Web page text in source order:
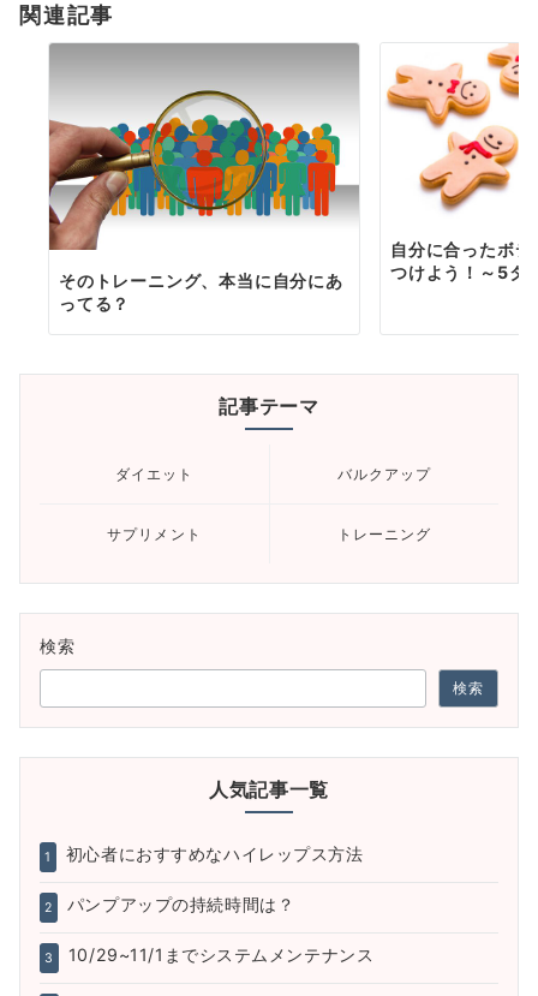
ン
関連記事
そのトレーニング、本当に自分にあ
ってる？
自分に合ったボ
つけよう！～5タ
記事テーマ
ダイエット バルクアップ
サプリメント トレーニング
検索
検索
人気記事一覧
1 初心者におすすめなハイレップス方法
2 パンプアップの持続時間は？
3 10/29~11/1までシステムメンテナンス